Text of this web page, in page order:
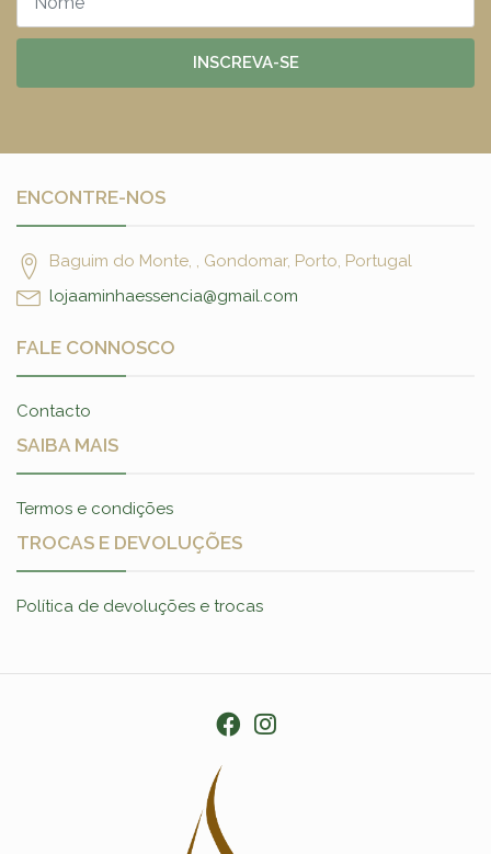
INSCREVA-SE
ENCONTRE-NOS
Baguim do Monte, , Gondomar, Porto, Portugal
lojaaminhaessencia@gmail.com
FALE CONNOSCO
Contacto
SAIBA MAIS
Termos e condições
TROCAS E DEVOLUÇÕES
Política de devoluções e trocas